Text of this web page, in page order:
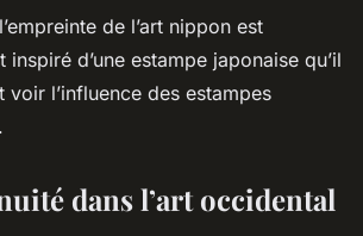
de l’art nippon est
d’une estampe japonaise qu’il
l’influence des estampes
dans l’art occidental